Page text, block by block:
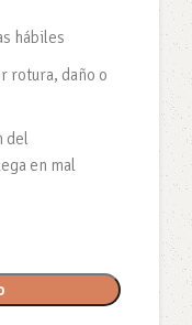
hábiles
rotura, daño o
del
en mal